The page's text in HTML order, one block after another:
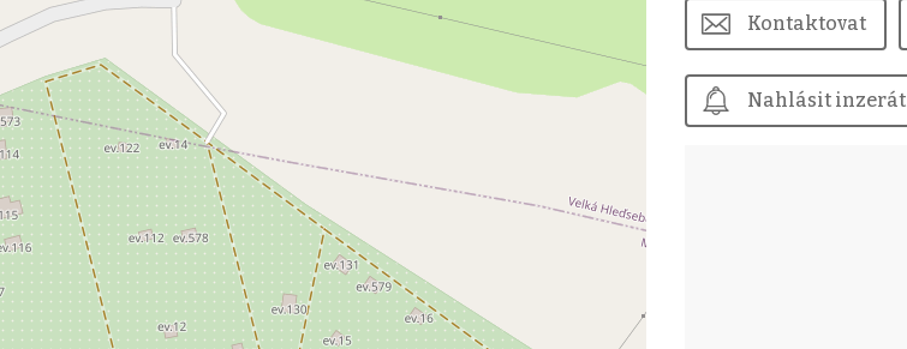
Kontaktovat
Nahlásit inzerát